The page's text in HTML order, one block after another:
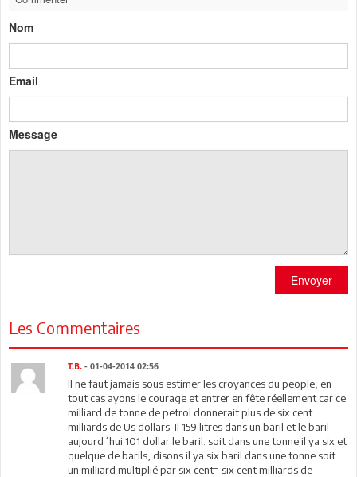
Nom
Email
Message
Envoyer
Les Commentaires
T.B. - 01-04-2014 02:56
Il ne faut jamais sous estimer les croyances du people, en
tout cas ayons le courage et entrer en fête réellement car ce
milliard de tonne de petrol donnerait plus de six cent
milliards de Us dollars. Il 159 litres dans un baril et le baril
aujourd´hui 101 dollar le baril. soit dans une tonne il ya six et
quelque de barils, disons il ya six baril dans une tonne soit
un milliard multiplié par six cent= six cent milliards de